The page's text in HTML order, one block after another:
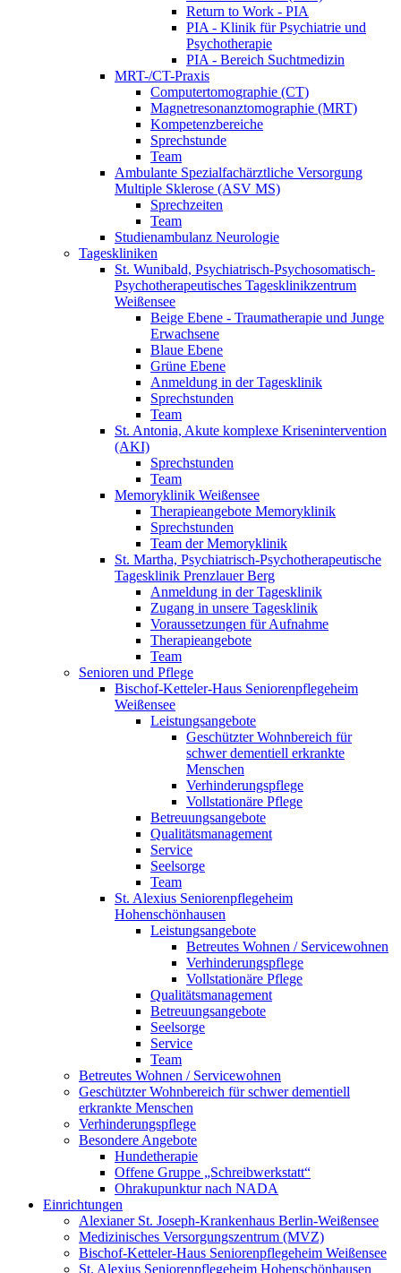
Return to Work - PIA
PIA - Klinik für Psychiatrie und
Psychotherapie
PIA - Bereich Suchtmedizin
MRT-/CT-Praxis
Computertomographie (CT)
Magnetresonanztomographie (MRT)
Kompetenzbereiche
Sprechstunde
Team
Ambulante Spezialfachärztliche Versorgung
Multiple Sklerose (ASV MS)
Sprechzeiten
Team
Studienambulanz Neurologie
Tageskliniken
St. Wunibald, Psychiatrisch-Psychosomatisch-
Psychotherapeutisches Tagesklinikzentrum
Weißensee
Beige Ebene - Traumatherapie und Junge
Erwachsene
Blaue Ebene
Grüne Ebene
Anmeldung in der Tagesklinik
Sprechstunden
Team
St. Antonia, Akute komplexe Krisenintervention
(AKI)
Sprechstunden
Team
Memoryklinik Weißensee
Therapieangebote Memoryklinik
Sprechstunden
Team der Memoryklinik
St. Martha, Psychiatrisch-Psychotherapeutische
Tagesklinik Prenzlauer Berg
Anmeldung in der Tagesklinik
Zugang in unsere Tagesklinik
Voraussetzungen für Aufnahme
Therapieangebote
Team
Senioren und Pflege
Bischof-Ketteler-Haus Seniorenpflegeheim
Weißensee
Leistungsangebote
Geschützter Wohnbereich für
schwer dementiell erkrankte
Menschen
Verhinderungspflege
Vollstationäre Pflege
Betreuungsangebote
Qualitätsmanagement
Service
Seelsorge
Team
St. Alexius Seniorenpflegeheim
Hohenschönhausen
Leistungsangebote
Betreutes Wohnen / Servicewohnen
Verhinderungspflege
Vollstationäre Pflege
Qualitätsmanagement
Betreuungsangebote
Seelsorge
Service
Team
Betreutes Wohnen / Servicewohnen
Geschützter Wohnbereich für schwer dementiell
erkrankte Menschen
Verhinderungspflege
Besondere Angebote
Hundetherapie
Offene Gruppe „Schreibwerkstatt“
Ohrakupunktur nach NADA
Einrichtungen
Alexianer St. Joseph-Krankenhaus Berlin-Weißensee
Medizinisches Versorgungszentrum (MVZ)
Bischof-Ketteler-Haus Seniorenpflegeheim Weißensee
St. Alexius Seniorenpflegeheim Hohenschönhausen